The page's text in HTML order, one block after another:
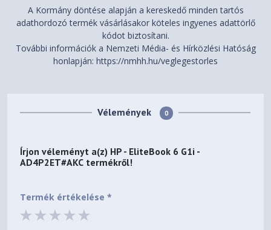
használja a HP Care Pack
szolgáltatásokat kereső
eszközt a következő
webhelyen: http://www.hp.com
/go/cpc.
hozzá
hardvertámogatás
2.hp.com/v2/GetPDF.aspx/4AA
A Kormány döntése alapján a kereskedő minden tartós
adathordozó termék vásárlásakor köteles ingyenes adattörlő
kódot biztosítani.
További információk a Nemzeti Média- és Hírközlési Hatóság
honlapján: https://nmhh.hu/veglegestorles
Vélemények 0
Írjon véleményt a(z) HP - EliteBook 6 G1i -
AD4P2ET#AKC termékről!
Termék értékelése *